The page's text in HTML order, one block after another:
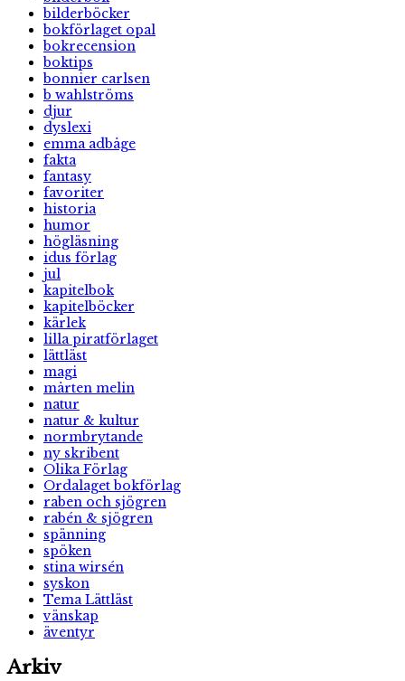
bilderböcker
bokförlaget opal
bokrecension
boktips
bonnier carlsen
b wahlströms
djur
dyslexi
emma adbåge
fakta
fantasy
favoriter
historia
humor
högläsning
idus förlag
jul
kapitelbok
kapitelböcker
kärlek
lilla piratförlaget
lättläst
magi
mårten melin
natur
natur & kultur
normbrytande
ny skribent
Olika Förlag
Ordalaget bokförlag
raben och sjögren
rabén & sjögren
spänning
spöken
stina wirsén
syskon
Tema Lättläst
vänskap
äventyr
Arkiv